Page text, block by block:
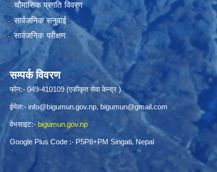
चौमासिक प्रगति विवरण
सार्वजनिक सनुवाई
सार्वजनिक परीक्षण
सम्पर्क विवरण
फोन:- 049-410109 (एकीकृत सेवा केन्द्र )
ईमेल:- info@bigumun.gov.np, bigumun@gmail.com
वेभसाइट:- bigumun.gov.np
Google Plus Code :- P5P8+PM Singati, Nepal